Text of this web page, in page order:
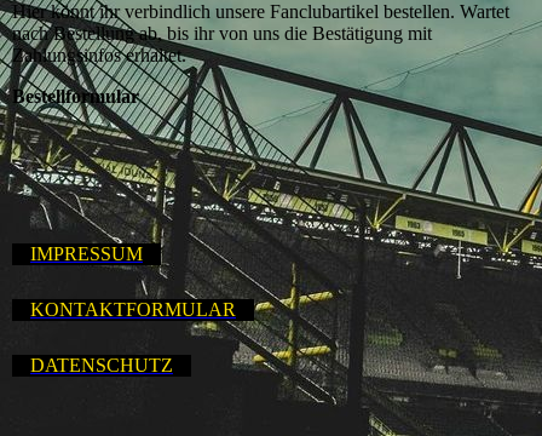
Hier könnt ihr verbindlich unsere Fanclubartikel bestellen. Wartet
nach Bestellung ab, bis ihr von uns die Bestätigung mit
Zahlungsinfos erhaltet.
Bestellformular
IMPRESSUM
KONTAKTFORMULAR
DATENSCHUTZ